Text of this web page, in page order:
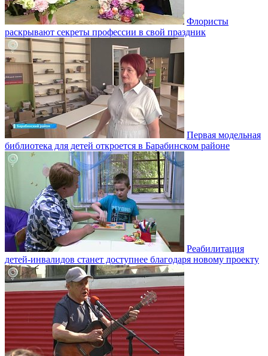
Флористы
раскрывают секреты профессии в свой праздник
Первая модельная
библиотека для детей откроется в Барабинском районе
Реабилитация
детей-инвалидов станет доступнее благодаря новому проекту